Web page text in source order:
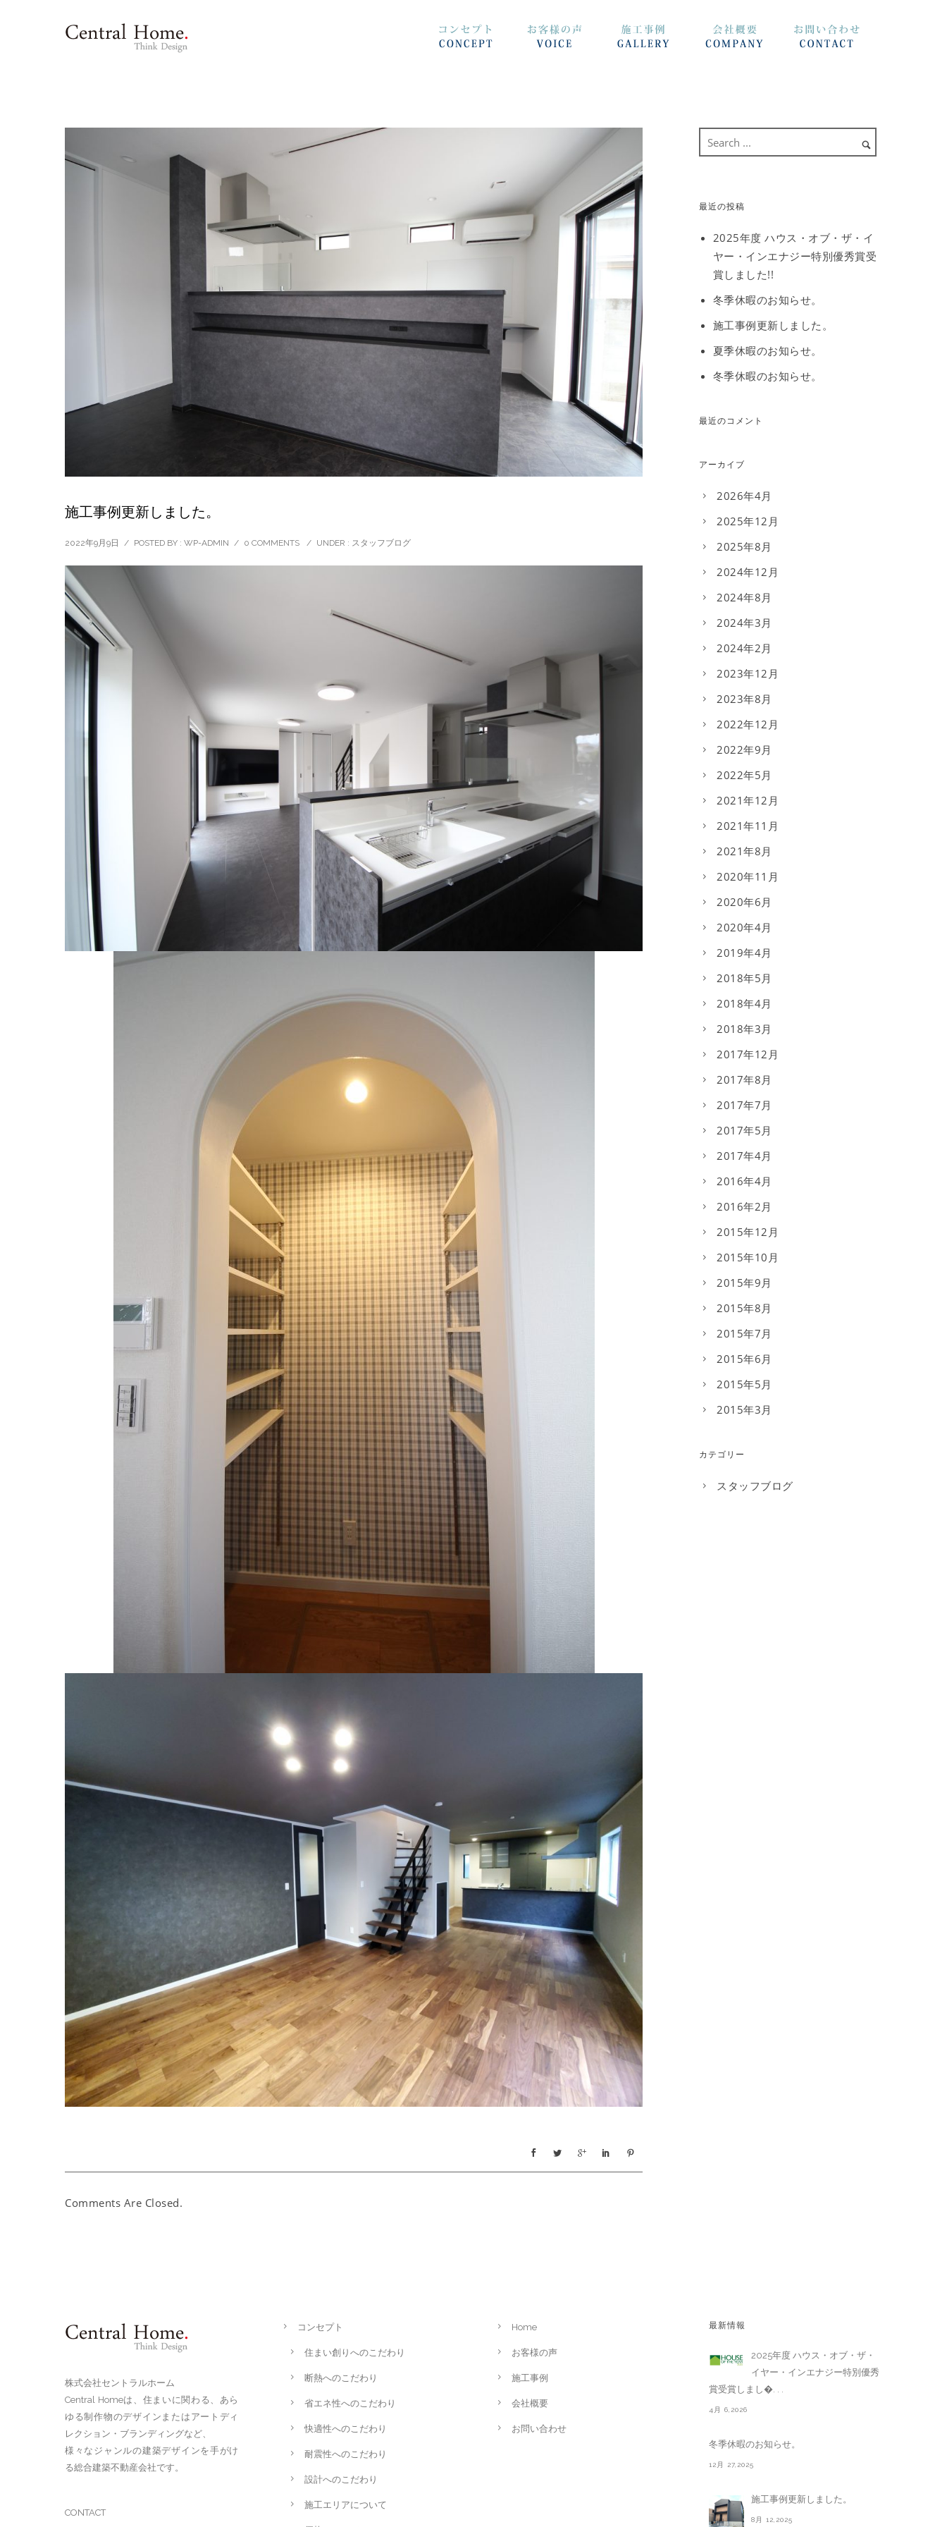
施工事例更新しました。
2022年9月9日 / POSTED BY : WP-ADMIN / 0 COMMENTS / UNDER : スタッフブログ
Comments Are Closed.
最近の投稿
2025年度 ハウス・オブ・ザ・イ
ヤー・インエナジー特別優秀賞受
賞しました!!
冬季休暇のお知らせ。
施工事例更新しました。
夏季休暇のお知らせ。
冬季休暇のお知らせ。
最近のコメント
アーカイブ
2026年4月
2025年12月
2025年8月
2024年12月
2024年8月
2024年3月
2024年2月
2023年12月
2023年8月
2022年12月
2022年9月
2022年5月
2021年12月
2021年11月
2021年8月
2020年11月
2020年6月
2020年4月
2019年4月
2018年5月
2018年4月
2018年3月
2017年12月
2017年8月
2017年7月
2017年5月
2017年4月
2016年4月
2016年2月
2015年12月
2015年10月
2015年9月
2015年8月
2015年7月
2015年6月
2015年5月
2015年3月
カテゴリー
スタッフブログ
株式会社セントラルホーム
Central Homeは、住まいに関わる、あら
ゆる制作物のデザインまたはアートディ
レクション・ブランディングなど、
様々なジャンルの建築デザインを手がけ
る総合建築不動産会社です。
CONTACT
コンセプト
住まい創りへのこだわり
断熱へのこだわり
省エネ性へのこだわり
快適性へのこだわり
耐震性へのこだわり
設計へのこだわり
施工エリアについて
Home
お客様の声
施工事例
会社概要
お問い合わせ
最新情報
2025年度 ハウス・オブ・ザ・
イヤー・インエナジー特別優秀
賞受賞しまし�. . .
4月 6,2026
冬季休暇のお知らせ。
12月 27,2025
施工事例更新しました。
8月 12,2025